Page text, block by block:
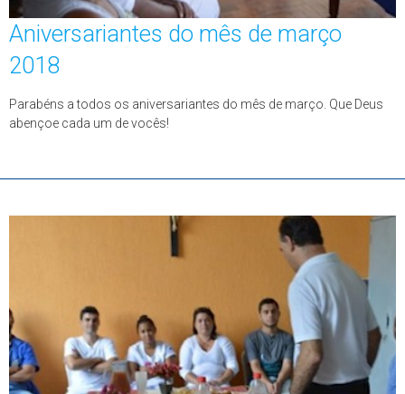
Aniversariantes do mês de março
2018
Parabéns a todos os aniversariantes do mês de março. Que Deus
abençoe cada um de vocês!